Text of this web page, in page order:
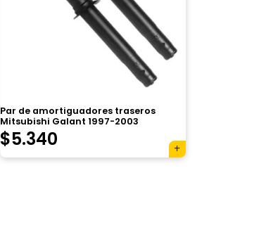
Par de amortiguadores traseros
Mitsubishi Galant 1997-2003
$5.340